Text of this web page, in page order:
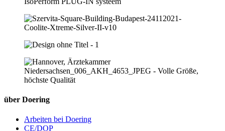
über Doering
Arbeiten bei Doering
CE/DOP